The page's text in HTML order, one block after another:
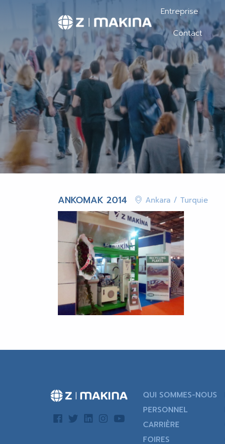
Entreprise
Contact
ANKOMAK 2014 Ankara / Turquie
QUI SOMMES-NOUS
PERSONNEL
CARRIÈRE
FOIRES